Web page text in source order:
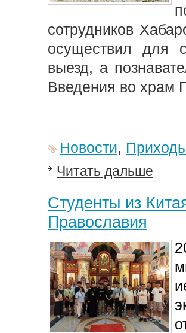
сотрудников
осуществил для
выезд, а
Введения во храм
Новости,
Читать дальше
Студенты из
Православия